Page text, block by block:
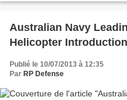
Australian Navy
Helicopter
Publié le 10/07/2013 à 12:35
Par RP Defense